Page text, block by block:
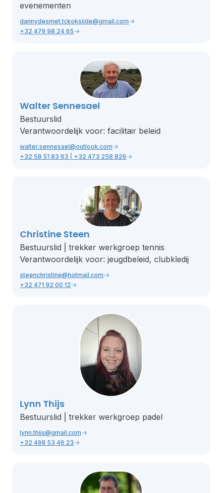
evenementen
dannydesmet.tckoksijde@gmail.com
+32 479 98 24 65
Walter Sennesael
Bestuurslid
Verantwoordelijk voor: facilitair beleid
walter.sennesael@outlook.com
+32 58 51 83 63 | +32 473 258 826
Christine Steen
Bestuurslid | trekker werkgroep tennis
Verantwoordelijk voor: jeugdbeleid, clubkledij
steenchristine@hotmail.com
+32 471 92 00 12
Lynn Thijs
Bestuurslid | trekker werkgroep padel
lynn.thijs@gmail.com
+32 498 53 46 23